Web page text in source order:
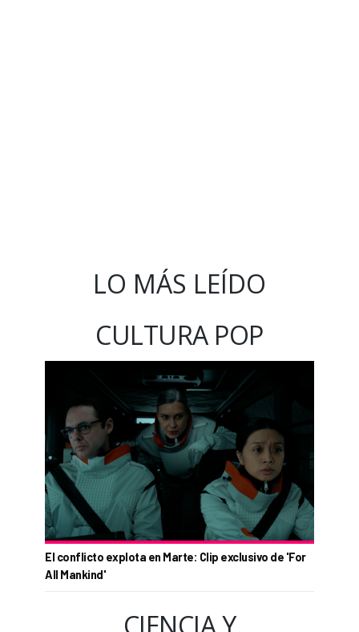
LO MÁS LEÍDO
CULTURA POP
El conflicto explota en Marte: Clip exclusivo de 'For
All Mankind'